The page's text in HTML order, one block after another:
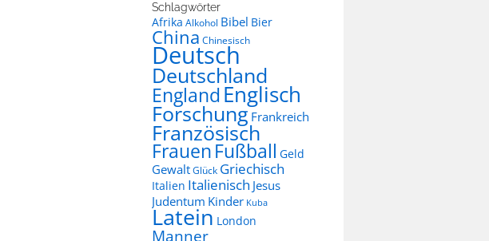
Schlagwörter
Afrika Alkohol Bibel Bier
China Chinesisch
Deutsch
Deutschland
EnglandEnglisch
Forschung Frankreich
Französisch
FrauenFußball Geld
GewaltGlück Griechisch
Italien Italienisch Jesus
Judentum Kinder Kuba
Latein London
Manner